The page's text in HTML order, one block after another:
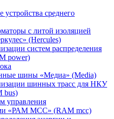
устройства среднего
с литой изоляцией
(Hercules)
систем распределения
power)
шины «Медиа» (Media)
шинных трасс для НКУ
bus)
управления
«РАМ МСС» (RAM mcc)